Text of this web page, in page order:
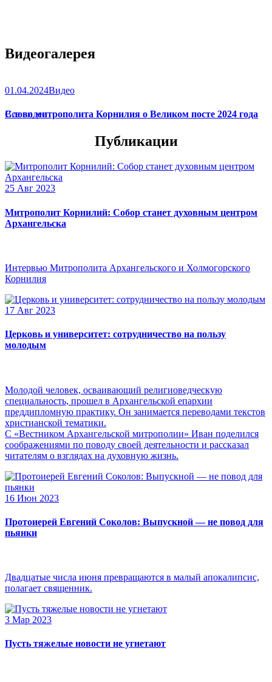
Видеогалерея
01.04.2024Видео
Слово митрополита Корнилия о Великом посте 2024 года
Все видео
Публикации
25 Авг 2023
Митрополит Корнилий: Собор станет духовным центром
Архангельска
Интервью Митрополита Архангельского и Холмогорского
Корнилия
17 Авг 2023
Церковь и университет: сотрудничество на пользу
молодым
Молодой человек, осваивающий религиоведческую
специальность, прошел в Архангельской епархии
преддипломную практику. Он занимается переводами текстов
христианской тематики.
С «Вестником Архангельской митрополии» Иван поделился
соображениями по поводу своей деятельности и рассказал
читателям о взглядах на духовную жизнь.
16 Июн 2023
Протоиерей Евгений Соколов: Выпускной — не повод для
пьянки
Двадцатые числа июня превращаются в малый апокалипсис,
полагает священник.
3 Мар 2023
Пусть тяжелые новости не угнетают